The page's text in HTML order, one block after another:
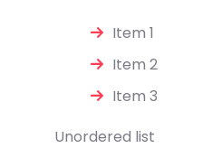
Item 1
Item 2
Item 3
Unordered list